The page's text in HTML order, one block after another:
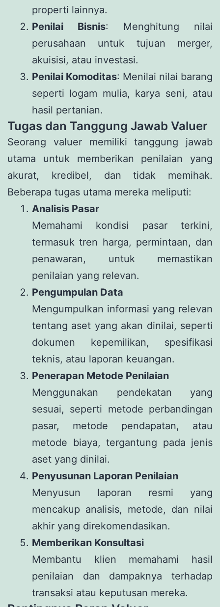
properti lainnya.
Penilai Bisnis: Menghitung nilai
perusahaan untuk tujuan merger,
akuisisi, atau investasi.
Penilai Komoditas: Menilai nilai barang
seperti logam mulia, karya seni, atau
hasil pertanian.
Tugas dan Tanggung Jawab Valuer
Seorang valuer memiliki tanggung jawab
utama untuk memberikan penilaian yang
akurat, kredibel, dan tidak memihak.
Beberapa tugas utama mereka meliputi:
Analisis Pasar
Memahami kondisi pasar terkini,
termasuk tren harga, permintaan, dan
penawaran, untuk memastikan
penilaian yang relevan.
Pengumpulan Data
Mengumpulkan informasi yang relevan
tentang aset yang akan dinilai, seperti
dokumen kepemilikan, spesifikasi
teknis, atau laporan keuangan.
Penerapan Metode Penilaian
Menggunakan pendekatan yang
sesuai, seperti metode perbandingan
pasar, metode pendapatan, atau
metode biaya, tergantung pada jenis
aset yang dinilai.
Penyusunan Laporan Penilaian
Menyusun laporan resmi yang
mencakup analisis, metode, dan nilai
akhir yang direkomendasikan.
Memberikan Konsultasi
Membantu klien memahami hasil
penilaian dan dampaknya terhadap
transaksi atau keputusan mereka.